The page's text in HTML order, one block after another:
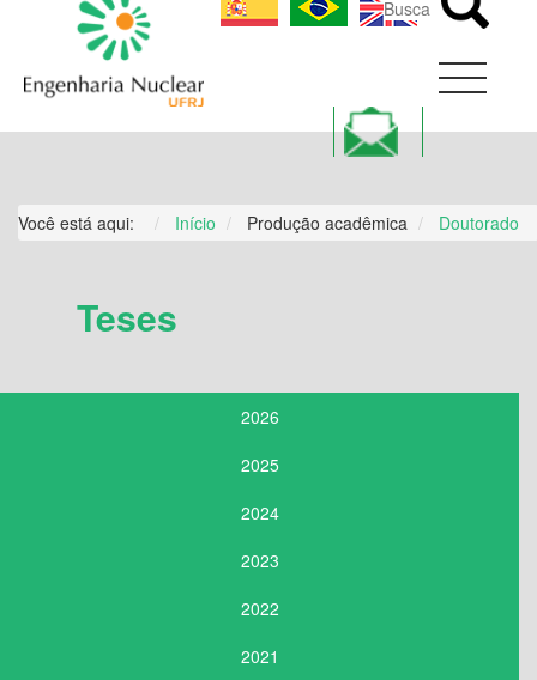
CONTEÚDO
Você está aqui: Início Produção acadêmica Doutorado
Teses
2026
2025
2024
2023
2022
2021